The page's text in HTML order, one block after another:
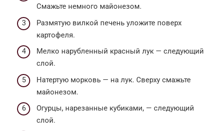
Смажьте немного майонезом.
Размятую вилкой печень уложите поверх
картофеля.
Мелко нарубленный красный лук — следующий
слой.
Натертую морковь — на лук. Сверху смажьте
майонезом.
Огурцы, нарезанные кубиками, — следующий
слой.